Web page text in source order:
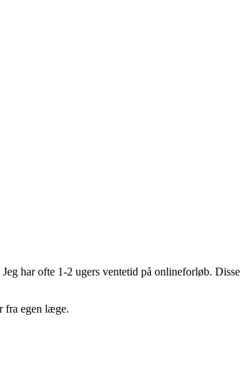
har ofte 1-2 ugers ventetid på onlineforløb.
fra egen læge.